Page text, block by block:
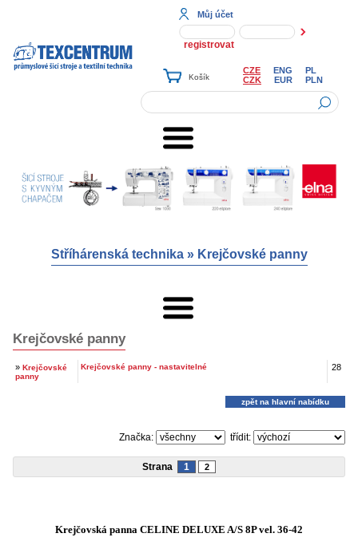
Můj účet
registrovat
CZE ENG
PL
CZK
EUR PLN
Stříhárenská technika» Krejčovské panny
Krejčovské panny
» Krejčovské
panny
Krejčovské panny - nastavitelné 28
zpět na hlavní nabídku
třídit:
Značka:
Strana 1 2
Krejčovská panna CELINE DELUXE A/S 8P vel. 36-42